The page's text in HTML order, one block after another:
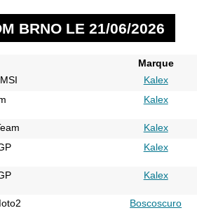
BRNO LE 21/06/2026
Marque
Kalex
Kalex
Kalex
Kalex
Kalex
Boscoscuro